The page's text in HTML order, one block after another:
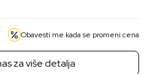
Obavesti me kada se promeni cena
za više detalja